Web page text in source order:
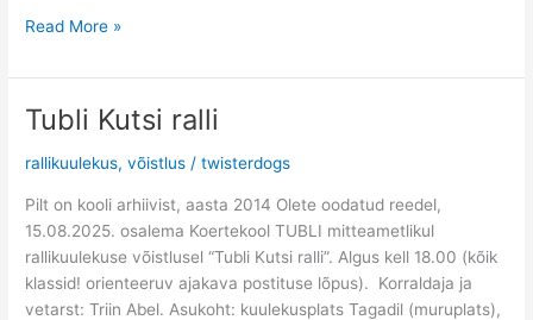
Read More »
Tubli Kutsi ralli
rallikuulekus,võistlus /twisterdogs
Pilt on kooli arhiivist, aasta 2014 Olete oodatud reedel,
15.08.2025. osalema Koertekool TUBLI mitteametlikul
rallikuulekuse võistlusel “Tubli Kutsi ralli”. Algus kell 18.00 (kõik
klassid! orienteeruv ajakava postituse lõpus). Korraldaja ja
vetarst: Triin Abel. Asukoht: kuulekusplats Tagadil (muruplats),
Tubli
ralli